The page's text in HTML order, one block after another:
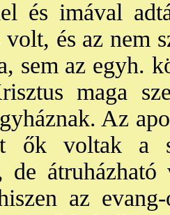
és imával
volt, és az nem
sem az egyh.
maga
Az
ők voltak a
de
az